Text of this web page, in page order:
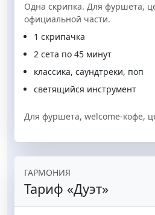
Одна скрипка. Для фуршета,
официальной части.
1 скрипачка
2 сета по 45 минут
классика, саундтреки, поп
светящийся инструмент
Для фуршета, welcome-кофе,
ГАРМОНИЯ
Тариф «Дуэт»